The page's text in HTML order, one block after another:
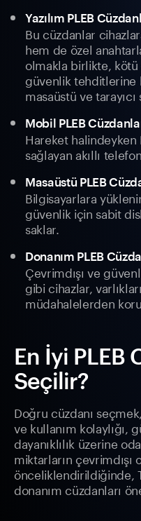
Yazılım PLEB
Bu cüzdanlar
hem de özel
olmakla birlikte, kötü
güvenlik tehditlerine
masaüstü ve
Mobil PLEB
Hareket halindeyken
sağlayan akıllı
Masaüstü PLEB
Bilgisayarlara
güvenlik için sabit
saklar.
Donanım PLEB
Çevrimdışı ve
gibi cihazlar,
müdahalelerden
En İyi PLEB
Seçilir?
Doğru cüzdanı
ve kullanım kolaylığı,
dayanıklılık üzerine
miktarların
önceliklendirildiğinde,
donanım cüzdanları